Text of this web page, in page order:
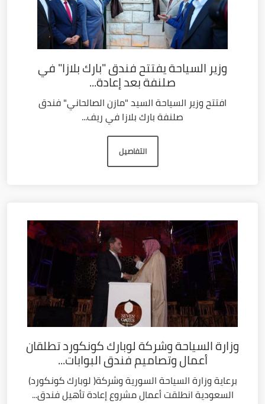
وزير السياحة يفتتح فندق "بارك بلازا" في
صلنفة بعد إعادة...
افتتح وزير السياحة السيد "مازن الصالحاني" فندق
صلنفة بارك بلازا في ريف...
التفاصيل
وزارة السياحة وشركة لوبارك كونكورد تطلقان
أعمال وتصاميم فندق البوابات...
برعاية وزارة السياحة السورية وشركة( لوبارك كونكورد)
السعودية انطلقت أعمال مشروع إعادة تأهيل فندق...